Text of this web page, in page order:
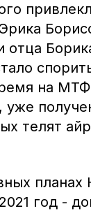
отца
на МТФ
уже
телят
год -